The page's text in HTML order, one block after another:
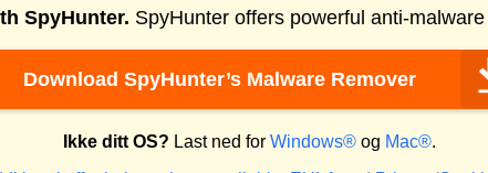
SpyHunter. SpyHunter offers powerful anti-
Download SpyHunter’s Malware Remover
Ikke ditt OS? Last ned for Windows®og Mac®.